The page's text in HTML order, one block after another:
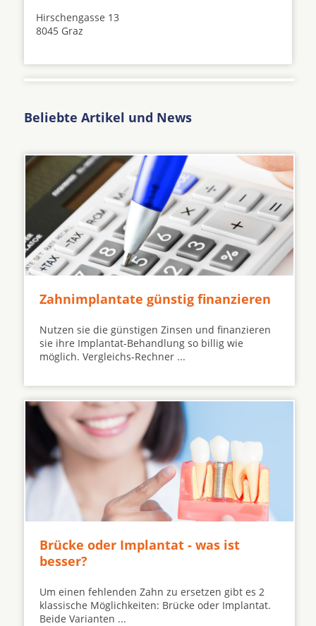
Hirschengasse 13
8045 Graz
Beliebte Artikel und News
Zahnimplantate günstig finanzieren
Nutzen sie die günstigen Zinsen und finanzieren
sie ihre Implantat-Behandlung so billig wie
möglich. Vergleichs-Rechner ...
Brücke oder Implantat - was ist
besser?
Um einen fehlenden Zahn zu ersetzen gibt es 2
klassische Möglichkeiten: Brücke oder Implantat.
Beide Varianten ...